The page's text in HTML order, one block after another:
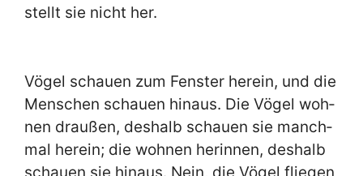
stellt sie nicht her.
Vö­gel schau­en zum Fen­ster her­ein, und die
Men­schen schau­en hin­aus. Die Vö­gel woh­
nen drau­ßen, des­halb schau­en sie manch­
mal her­ein; die woh­nen her­in­nen, des­halb
schau­en sie hin­aus. Nein, die Vö­gel flie­gen